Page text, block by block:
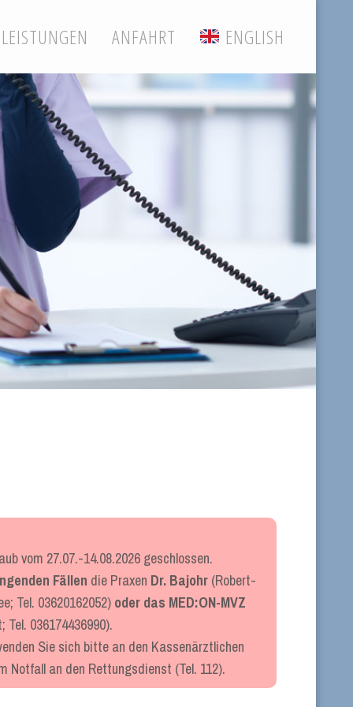
LEISTUNGEN ANFAHRT ENGLISH
vom 27.07.-14.08.2026 geschlossen.
Fällen die Praxen Dr. Bajohr (Robert-
Tel. 03620162052) oder das MED:ON-MVZ
Tel. 036174436990).
Sie sich bitte an den Kassenärztlichen
Notfall an den Rettungsdienst (Tel. 112).